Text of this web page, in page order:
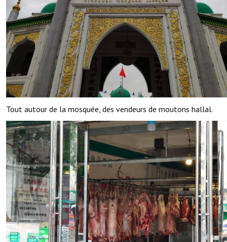
Tout autour de la mosquée, des vendeurs de moutons hallal.